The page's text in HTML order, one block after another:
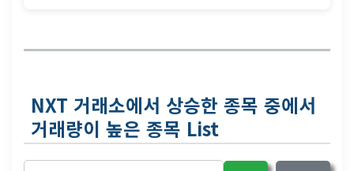
NXT 거래소에서 상승한 종목 중에서
거래량이 높은 종목 List